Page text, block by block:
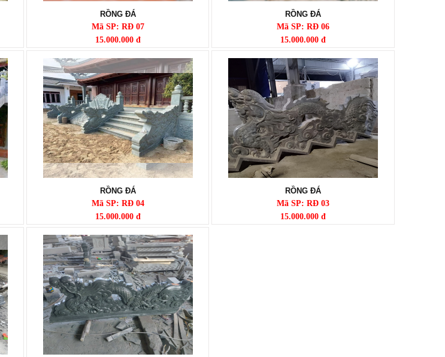
RỒNG ĐÁ
Mã SP: RĐ 07
15.000.000 đ
RỒNG ĐÁ
Mã SP: RĐ 06
15.000.000 đ
RỒNG ĐÁ
Mã SP: RĐ 04
15.000.000 đ
RỒNG ĐÁ
Mã SP: RĐ 03
15.000.000 đ